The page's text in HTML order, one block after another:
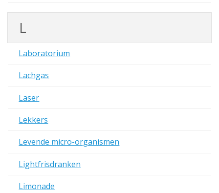
L
Laboratorium
Lachgas
Laser
Lekkers
Levende micro-organismen
Lightfrisdranken
Limonade